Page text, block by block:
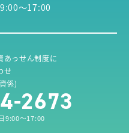
～17:00
あっせん制度に
せ
係)
2673
9:00～17:00